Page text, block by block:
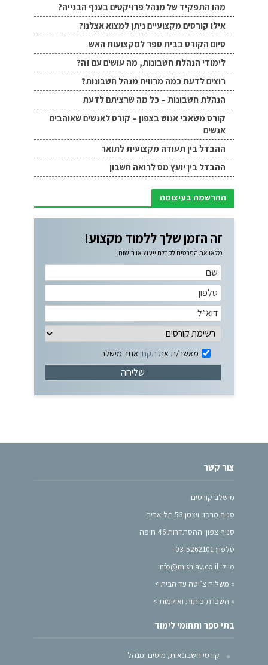
מהו התפקיד של מנהל פרויקטים בענף הבנייה?
אילו קורסים מקצועיים ניתן למצוא אצלנו?
סיום הקורס בבית ספר למקצועות האש
לימודי הנהלת חשבונות, מה עושים עם זה?
רוצים לדעת כמה מרוויח מנהל חשבונות?
הנהלת חשבונות – כל מה שרציתם לדעת
קורס משאבי אנוש בצפון – קורס לאנשים שאוהבים
אנשים
ההבדל בין תעודה מקצועית לתואר
ההבדל בין יועץ מס לרואה חשבון
ההרשמה בעיצומה
זה הזמן שלך ללמוד מקצוע!
מלאו את הפרטים לקבלת ייעוץ או רישום:
מאשר/ת את תקנון אתר מישלב
צור קשר
מישלב קורסים
סניף מרכז: ויצמן 53 תל אביב
סניף צפון: ההסתדרות 46 חיפה
טלפון: 03-5262101
מייל: info@mishlav.co.il
» משלוח צ’יטה עד הבית >
» השכרת כיתות ואולמות >
בתי ספר ותחומי לימוד
קורסי חשבונאות, מיסים ומנהל